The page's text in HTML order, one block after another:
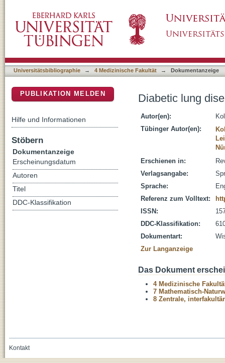
Universitätsbibliographie → 4 Medizinische Fakultät → Dokumentanzeige
Diabetic lung
Autor(en):
Tübinger Autor(en):
Erschienen in:
Verlagsangabe:
Sprache:
Referenz zum Volltext:
ISSN:
DDC-Klassifikation:
Dokumentart:
Zur Langanzeige
Das Dokument
4 Medizinische
7 Mathematisch-
8 Zentrale,
PUBLIKATION MELDEN
Hilfe und Informationen
Stöbern
Dokumentanzeige
Erscheinungsdatum
Autoren
Titel
DDC-Klassifikation
Kontakt